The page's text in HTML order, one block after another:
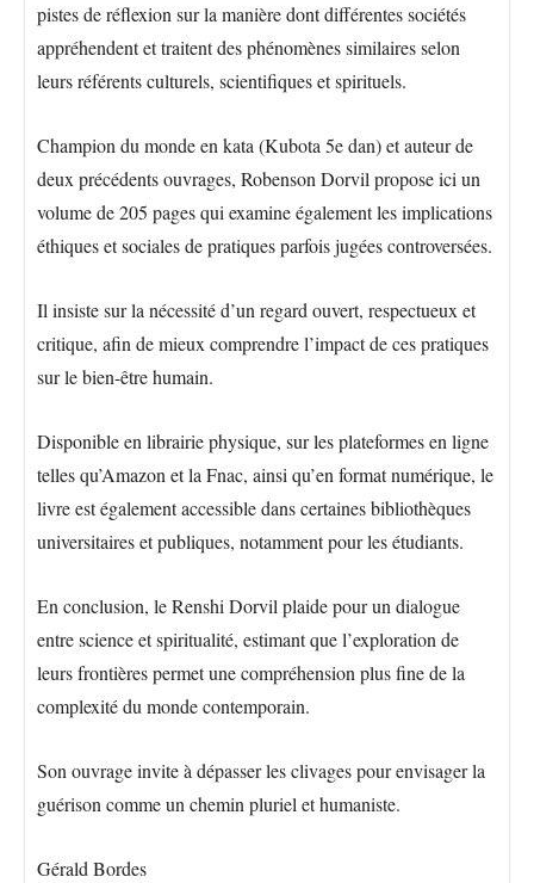
pistes de réflexion sur la manière dont différentes sociétés
appréhendent et traitent des phénomènes similaires selon
leurs référents culturels, scientifiques et spirituels.
Champion du monde en kata (Kubota 5e dan) et auteur de
deux précédents ouvrages, Robenson Dorvil propose ici un
volume de 205 pages qui examine également les implications
éthiques et sociales de pratiques parfois jugées controversées.
Il insiste sur la nécessité d’un regard ouvert, respectueux et
critique, afin de mieux comprendre l’impact de ces pratiques
sur le bien-être humain.
Disponible en librairie physique, sur les plateformes en ligne
telles qu’Amazon et la Fnac, ainsi qu’en format numérique, le
livre est également accessible dans certaines bibliothèques
universitaires et publiques, notamment pour les étudiants.
En conclusion, le Renshi Dorvil plaide pour un dialogue
entre science et spiritualité, estimant que l’exploration de
leurs frontières permet une compréhension plus fine de la
complexité du monde contemporain.
Son ouvrage invite à dépasser les clivages pour envisager la
guérison comme un chemin pluriel et humaniste.
Gérald Bordes